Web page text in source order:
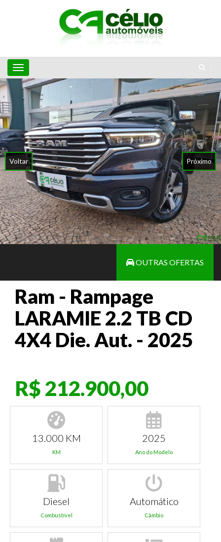
Toggle navigation
Voltar Próximo
OUTRAS OFERTAS
Ram - Rampage
LARAMIE 2.2 TB CD
4X4 Die. Aut. - 2025
R$ 212.900,00
13.000 KM
KM
2025
Ano do Modelo
Diesel
Combustível
Automático
Câmbio